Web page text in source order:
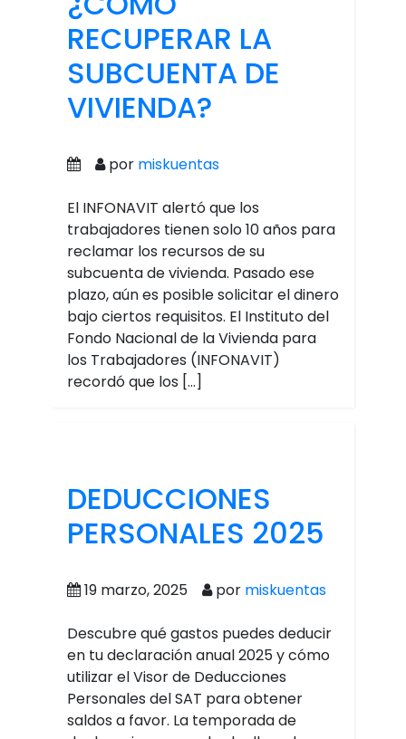
RECUPERAR LA
SUBCUENTA DE
VIVIENDA?
por miskuentas
El INFONAVIT alertó que los
trabajadores tienen solo 10 años para
reclamar los recursos de su
subcuenta de vivienda. Pasado ese
plazo, aún es posible solicitar el dinero
bajo ciertos requisitos. El Instituto del
Fondo Nacional de la Vivienda para
los Trabajadores (INFONAVIT)
recordó que los […]
DEDUCCIONES
PERSONALES 2025
19 marzo, 2025 por miskuentas
Descubre qué gastos puedes deducir
en tu declaración anual 2025 y cómo
utilizar el Visor de Deducciones
Personales del SAT para obtener
saldos a favor. La temporada de